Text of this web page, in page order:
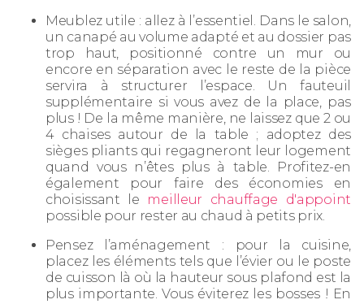
Meublez utile : allez à l’essentiel. Dans le salon,
un canapé au volume adapté et au dossier pas
trop haut, positionné contre un mur ou
encore en séparation avec le reste de la pièce
servira à structurer l’espace. Un fauteuil
supplémentaire si vous avez de la place, pas
plus ! De la même manière, ne laissez que 2 ou
4 chaises autour de la table ; adoptez des
sièges pliants qui regagneront leur logement
quand vous n’êtes plus à table. Profitez-en
également pour faire des économies en
choisissant le meilleur chauffage d'appoint
possible pour rester au chaud à petits prix.
Pensez l’aménagement : pour la cuisine,
placez les éléments tels que l’évier ou le poste
de cuisson là où la hauteur sous plafond est la
plus importante. Vous éviterez les bosses ! En